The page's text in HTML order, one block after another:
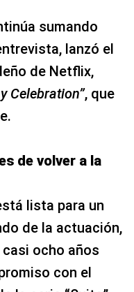
sumando
lanzó el
de Netflix,
Celebration”, que
de volver a la
lista para un
de la actuación,
ocho años
con el